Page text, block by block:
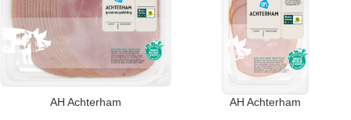
AH Achterham AH Achterham